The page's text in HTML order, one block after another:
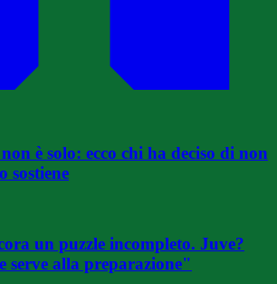
è solo: ecco chi ha deciso di non
sostiene
un puzzle incompleto. Juve?
serve alla preparazione"